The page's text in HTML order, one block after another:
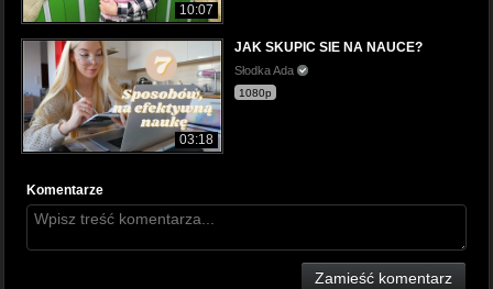
10:07
03:18
JAK SKUPIC SIE NA NAUCE?
Słodka Ada
1080p
Komentarze
Zamieść komentarz